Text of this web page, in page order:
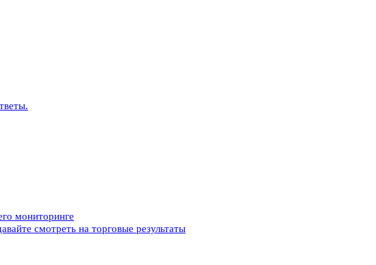
мониторинге
смотреть на торговые результаты